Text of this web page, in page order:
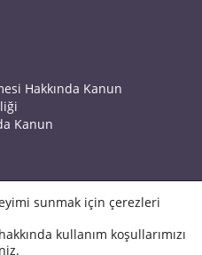
Hakkında Kanun
Kanun
sunmak için çerezleri
kullanım koşullarımızı